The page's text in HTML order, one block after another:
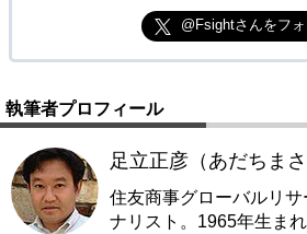
@Fsightさんをフ
執筆者プロフィール
足立正彦（あだちまさ
住友商事グローバルリ
ナリスト。1965年生ま